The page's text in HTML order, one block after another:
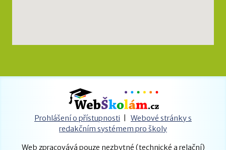
Prohlášení o přístupnosti
Webové stránky s
redakčním systémem pro školy
Web zpracovává pouze nezbytné (technické a relační)